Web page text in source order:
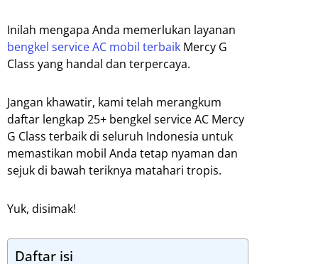
Inilah mengapa Anda memerlukan layanan
bengkel service AC mobil terbaik Mercy G
Class yang handal dan terpercaya.
Jangan khawatir, kami telah merangkum
daftar lengkap 25+ bengkel service AC Mercy
G Class terbaik di seluruh Indonesia untuk
memastikan mobil Anda tetap nyaman dan
sejuk di bawah teriknya matahari tropis.
Yuk, disimak!
Daftar isi